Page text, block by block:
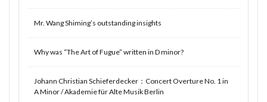
Mr. Wang Shiming’s outstanding insights
Why was “The Art of Fugue” written in D minor?
Johann Christian Schieferdecker：Concert Overture No. 1 in
A Minor / Akademie für Alte Musik Berlin